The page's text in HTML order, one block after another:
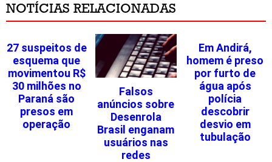
NOTÍCIAS RELACIONADAS
27 suspeitos de
esquema que
movimentou R$
30 milhões no
Paraná são
presos em
operação
Falsos
anúncios sobre
Desenrola
Brasil enganam
usuários nas
redes
Em Andirá,
homem é preso
por furto de
água após
polícia
descobrir
desvio em
tubulação